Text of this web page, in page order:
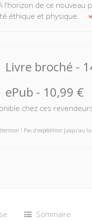
l'horizon de ce nouveau
éthique et physique.
Livre broché -
ePub - 10,99 €
chez ces
! Pas d'expédition jusqu'au
Sommaire